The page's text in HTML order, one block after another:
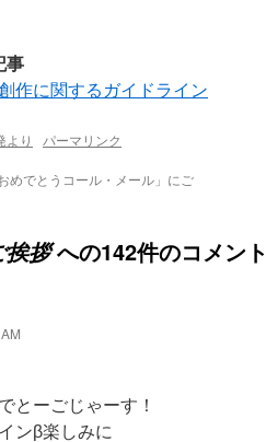
事
作に関するガイドライン
より パーマリンク
めでとうコール・メール」にご
挨拶への142件のコメント
とーごじゃーす！
ンβ楽しみに